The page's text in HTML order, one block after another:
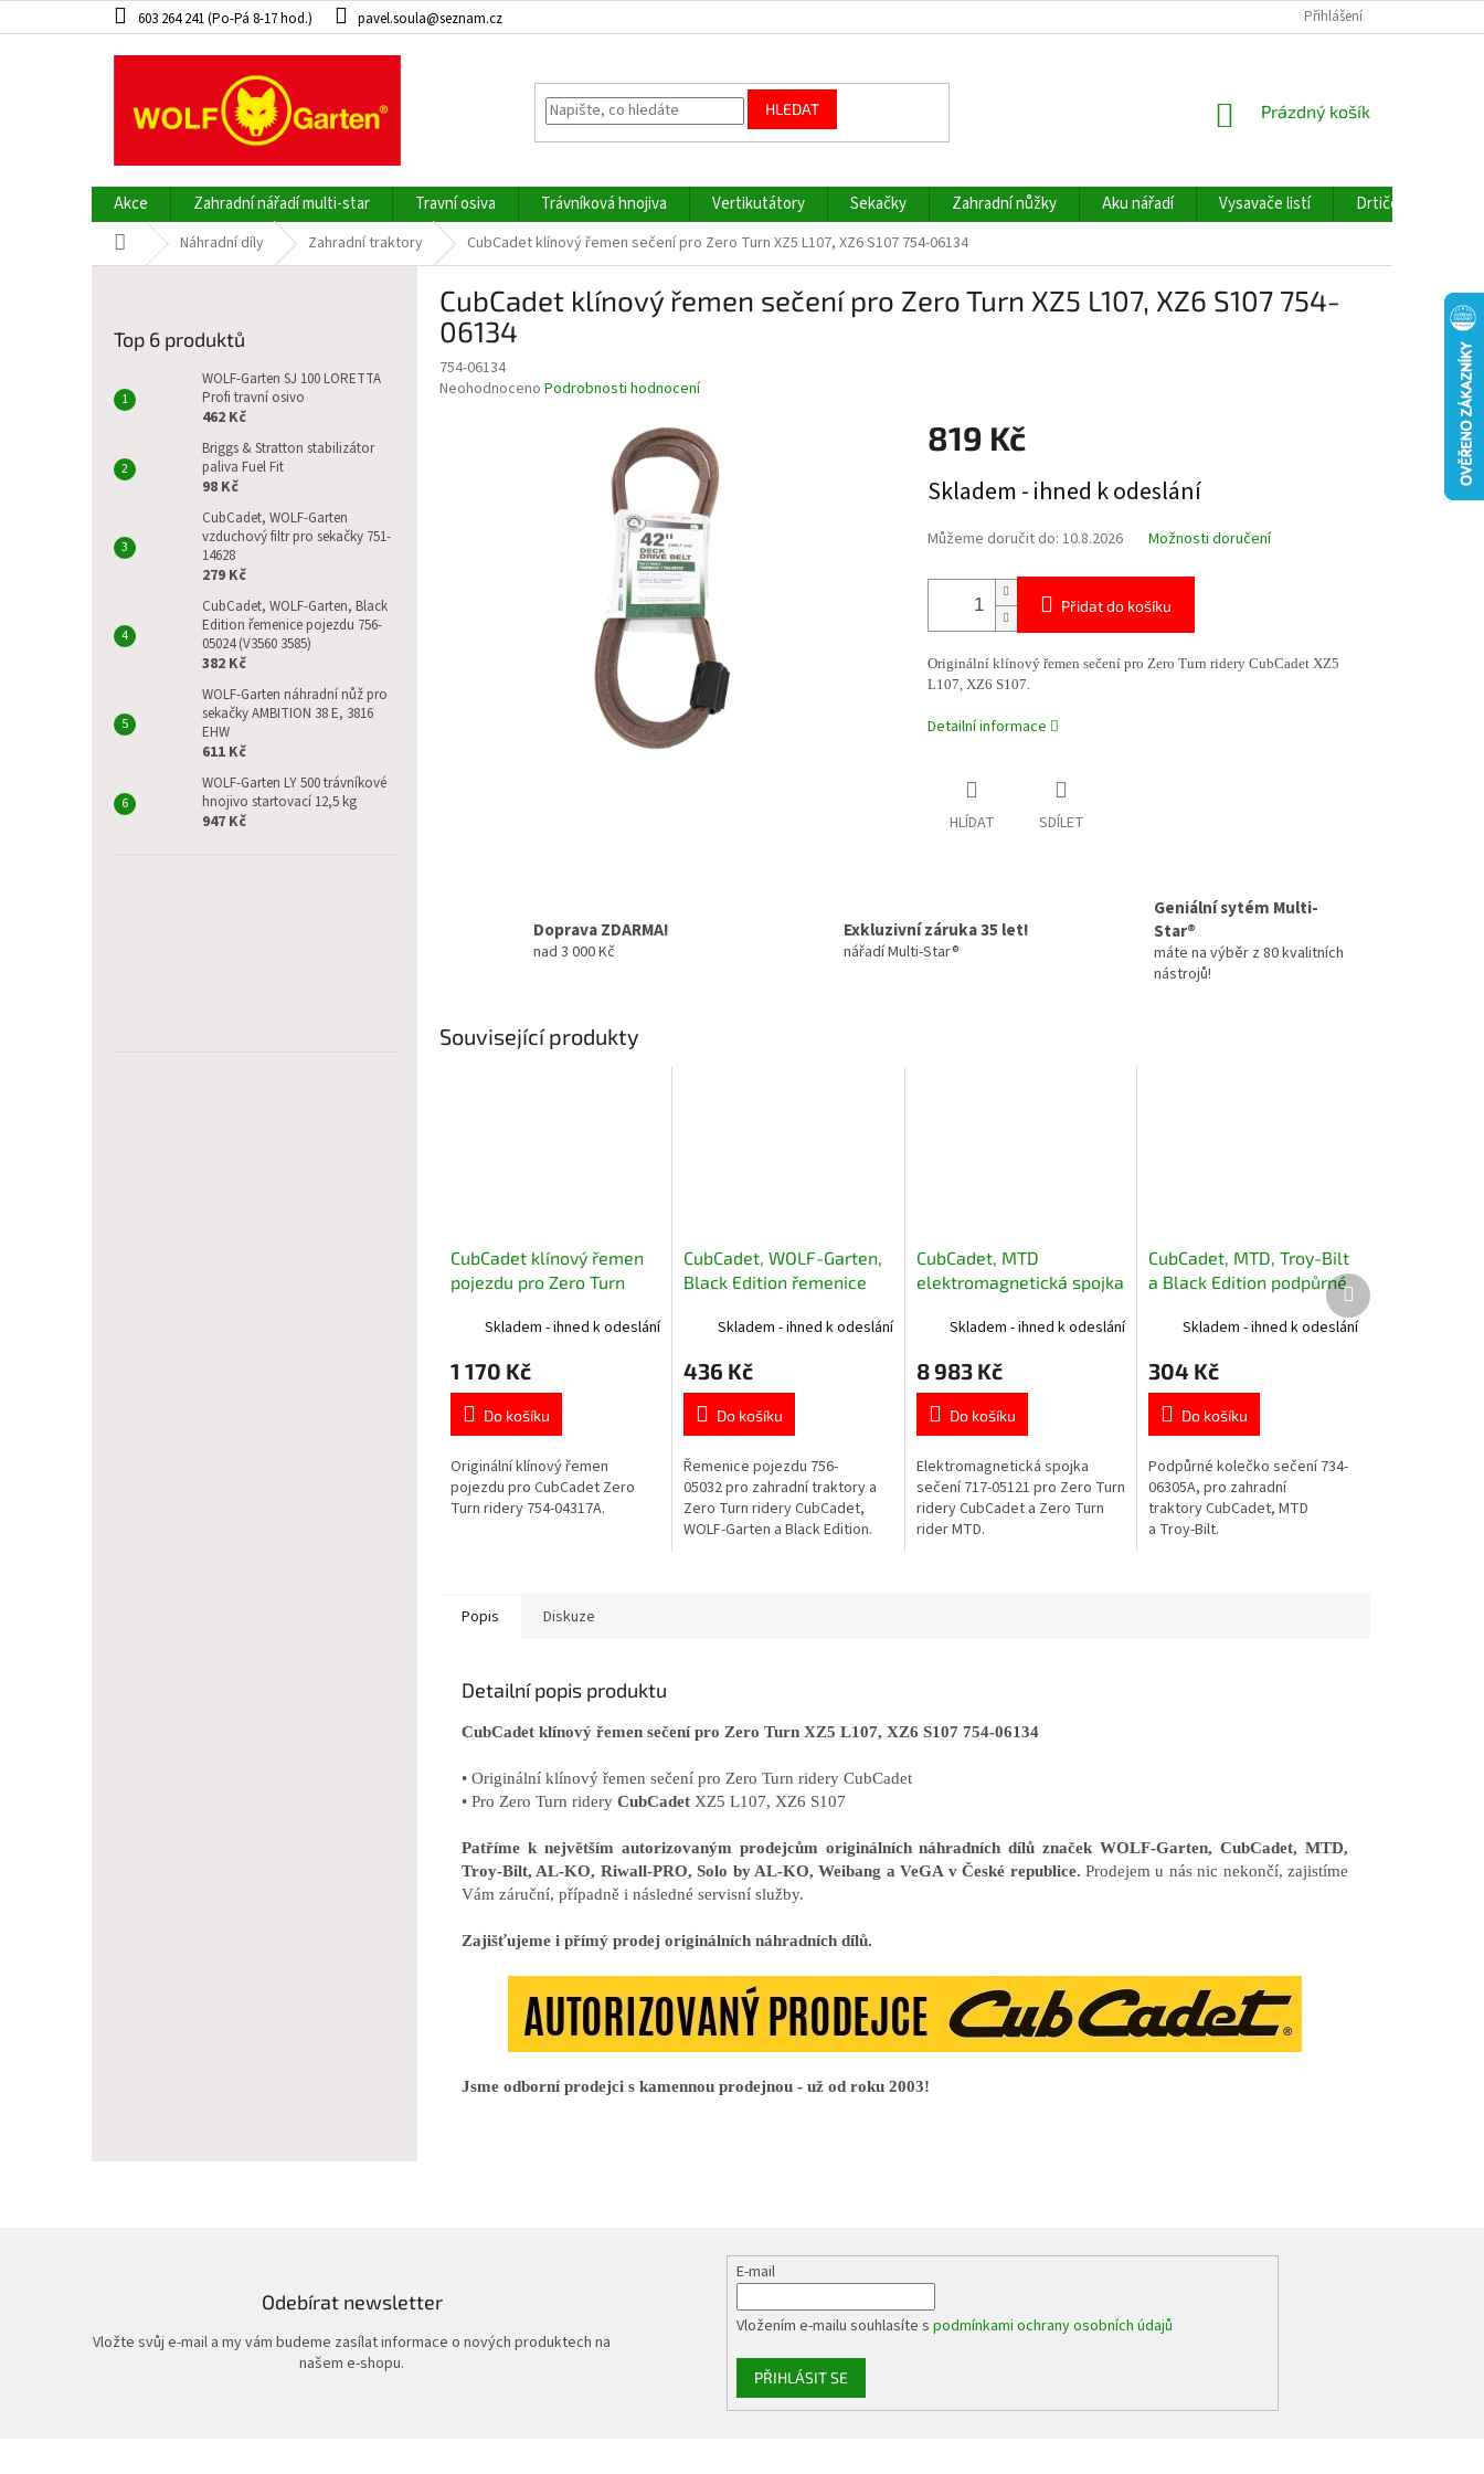
na
603 264 241 (Po-Pá 8-17 hod.) pavel.soula@seznam.cz Přihlášení
HLEDAT
NÁKUPNÍ
Prázdný košík
Akce Zahradní nářadí multi-star Travní osiva Trávníková hnojiva Vertikutátory Sekačky Zahradní nůžky Aku nářadí Vysavače listí Drtiče větví
Domů Náhradní díly Zahradní traktory CubCadet klínový řemen sečení pro Zero Turn XZ5 L107, XZ6 S107 754-06134
Top 6 produktů
WOLF-Garten SJ 100 LORETTA
Profi travní osivo
462 Kč
Briggs & Stratton stabilizátor
paliva Fuel Fit
98 Kč
CubCadet, WOLF-Garten
vzduchový filtr pro sekačky 751-
14628
279 Kč
CubCadet, WOLF-Garten, Black
Edition řemenice pojezdu 756-
05024 (V3560 3585)
382 Kč
WOLF-Garten náhradní nůž pro
sekačky AMBITION 38 E, 3816
EHW
611 Kč
WOLF-Garten LY 500 trávníkové
hnojivo startovací 12,5 kg
947 Kč
CubCadet klínový řemen sečení pro Zero Turn XZ5 L107, XZ6 S107 754-
06134
754-06134
Průměrné
Neohodnoceno Podrobnosti hodnocení
819 Kč
cena:
Skladem - ihned k odeslání
Můžeme doručit do: 10.8.2026 Možnosti doručení
Přidat do košíku
Originální klínový řemen sečení pro Zero Turn ridery CubCadet XZ5
L107, XZ6 S107.
Detailní informace
HLÍDAT SDÍLET
Doprava ZDARMA!
nad 3 000 Kč
Exkluzivní záruka 35 let!
nářadí Multi-Star®
Geniální sytém Multi-
Star®
máte na výběr z 80 kvalitních
nástrojů!
Související produkty
CubCadet klínový řemen
pojezdu pro Zero Turn
Skladem - ihned k odeslání
1 170 Kč
Do košíku
Originální klínový řemen
pojezdu pro CubCadet Zero
Turn ridery 754-04317A.
CubCadet, WOLF-Garten,
Black Edition řemenice
Skladem - ihned k odeslání
436 Kč
Do košíku
Řemenice pojezdu 756-
05032 pro zahradní traktory a
Zero Turn ridery CubCadet,
WOLF-Garten a Black Edition.
CubCadet, MTD
elektromagnetická spojka
05121Skladem - ihned k odeslání
8 983 Kč
Do košíku
Elektromagnetická spojka
sečení 717-05121 pro Zero Turn
ridery CubCadet a Zero Turn
rider MTD.
CubCadet, MTD, Troy-Bilt
a Black Edition podpůrné
06305A
Skladem - ihned k odeslání
304 Kč
Do košíku
Podpůrné kolečko sečení 734-
06305A, pro zahradní
traktory CubCadet, MTD
a Troy-Bilt.
Další
produkt
Popis Diskuze
Detailní popis produktu
CubCadet klínový řemen sečení pro Zero Turn XZ5 L107, XZ6 S107 754-06134
• Originální klínový řemen sečení pro Zero Turn ridery CubCadet
• Pro Zero Turn ridery CubCadet XZ5 L107, XZ6 S107
Patříme k největším autorizovaným prodejcům originálních náhradních dílů značek WOLF-Garten, CubCadet, MTD,
Troy-Bilt, AL-KO, Riwall-PRO, Solo by AL-KO, Weibang a VeGA v České republice. Prodejem u nás nic nekončí, zajistíme
Vám záruční, případně i následné servisní služby.
Zajišťujeme i přímý prodej originálních náhradních dílů.
Jsme odborní prodejci s kamennou prodejnou - už od roku 2003!
Odebírat newsletter
Vložte svůj e-mail a my vám budeme zasílat informace o nových produktech na
našem e-shopu.
E-mail
Vložením e-mailu souhlasíte spodmínkami ochrany osobních údajů
PŘIHLÁSIT SE